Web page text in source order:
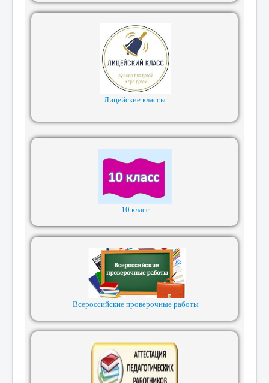
Лицейские классы
10 класс
Всероссийские проверочные работы